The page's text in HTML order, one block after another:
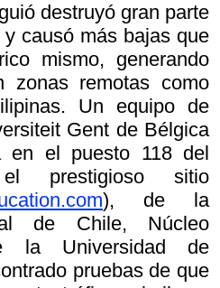
destruyó gran parte
causó más bajas que
mismo, generando
zonas remotas como
Un equipo de
Gent de Bélgica
en el puesto 118 del
prestigioso sitio
), de la
de Chile, Núcleo
la Universidad de
pruebas de que